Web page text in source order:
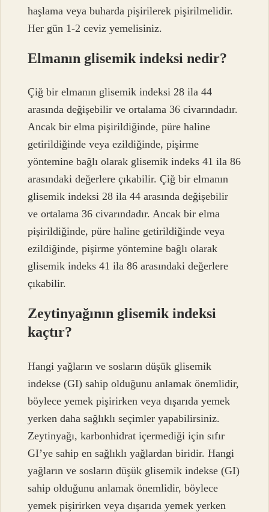
haşlama veya buharda pişirilerek pişirilmelidir.
Her gün 1-2 ceviz yemelisiniz.
Elmanın glisemik indeksi nedir?
Çiğ bir elmanın glisemik indeksi 28 ila 44
arasında değişebilir ve ortalama 36 civarındadır.
Ancak bir elma pişirildiğinde, püre haline
getirildiğinde veya ezildiğinde, pişirme
yöntemine bağlı olarak glisemik indeks 41 ila 86
arasındaki değerlere çıkabilir. Çiğ bir elmanın
glisemik indeksi 28 ila 44 arasında değişebilir
ve ortalama 36 civarındadır. Ancak bir elma
pişirildiğinde, püre haline getirildiğinde veya
ezildiğinde, pişirme yöntemine bağlı olarak
glisemik indeks 41 ila 86 arasındaki değerlere
çıkabilir.
Zeytinyağının glisemik indeksi
kaçtır?
Hangi yağların ve sosların düşük glisemik
indekse (GI) sahip olduğunu anlamak önemlidir,
böylece yemek pişirirken veya dışarıda yemek
yerken daha sağlıklı seçimler yapabilirsiniz.
Zeytinyağı, karbonhidrat içermediği için sıfır
GI’ye sahip en sağlıklı yağlardan biridir. Hangi
yağların ve sosların düşük glisemik indekse (GI)
sahip olduğunu anlamak önemlidir, böylece
yemek pişirirken veya dışarıda yemek yerken